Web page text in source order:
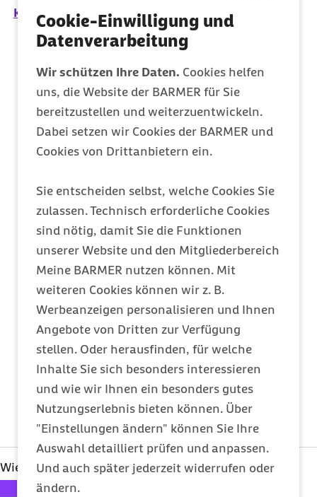
Cookie-Einwilligung und
Datenverarbeitung
Wir schützen Ihre Daten. Cookies helfen
uns, die Website der BARMER für Sie
bereitzustellen und weiterzuentwickeln.
Dabei setzen wir Cookies der BARMER und
Cookies von Drittanbietern ein.
Sie entscheiden selbst, welche Cookies Sie
zulassen. Technisch erforderliche Cookies
sind nötig, damit Sie die Funktionen
unserer Website und den Mitgliederbereich
Meine BARMER nutzen können. Mit
weiteren Cookies können wir z. B.
Werbeanzeigen personalisieren und Ihnen
Angebote von Dritten zur Verfügung
stellen. Oder herausfinden, für welche
Inhalte Sie sich besonders interessieren
und wie wir Ihnen ein besonders gutes
Nutzungserlebnis bieten können. Über
"Einstellungen ändern" können Sie Ihre
Auswahl detailliert prüfen und anpassen.
Und auch später jederzeit widerrufen oder
ändern.
entwickelt und
fördert nutzergerechte Standards in allen Bereichen der
Vermittlung von Gesundheitsinformationen im Internet.
Die 10afgis-Transparenzkriterien sind nach wissenschaftlichen
die Anbieter
Zweck und angesprochene Zielgruppe(n) der
Information
Informationen
die Aktualität der Daten
Möglichkeit für Rückmeldungen seitens der
Nutzer
Verfahren der Qualitätssicherung
Trennung von Werbung und redaktionellem
Finanzierung und Sponsoren
Kooperationen und Vernetzung
Datenverwendung und Datenschutz
Kontakt
Telefon-Service
Live Chat
Filialen
Rückruf-Service
Wie hat Ihnen dieser Inhalt gefallen?
Ihre Bewertung: 1 Stern
Ihre Bewertung: 2 Sterne
Ihre Bewertung: 3 Sterne
Ihre Bewertung: 4 Sterne